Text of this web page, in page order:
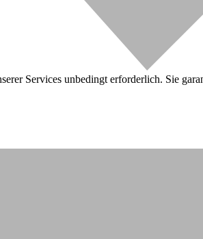
Services unbedingt erforderlich. Sie